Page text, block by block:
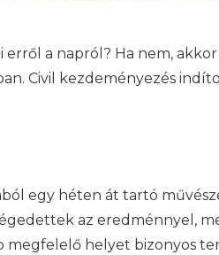
erről a napról? Ha nem,
Civil kezdeményezés
egy héten át tartó
az eredménnyel,
megfelelő helyet bizonyos